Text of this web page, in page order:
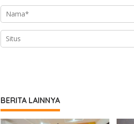
BERITA LAINNYA